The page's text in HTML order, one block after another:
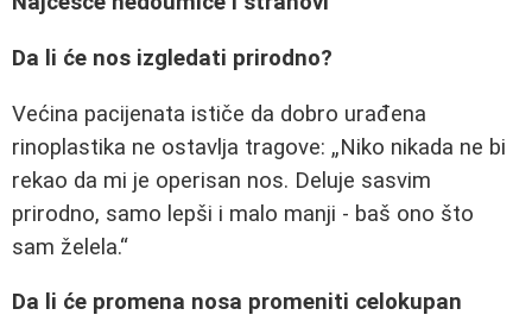
Da li će nos izgledati prirodno?
Većina pacijenata ističe da dobro urađena
rinoplastika ne ostavlja tragove:
Niko nikada ne bi
rekao da mi je operisan nos. Deluje sasvim
prirodno, samo lepši i malo manji - baš ono što
sam želela.
Da li će promena nosa promeniti celokupan